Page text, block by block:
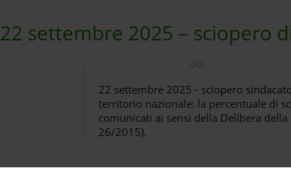
22 settembre 2025 – sciopero
22 settembre 2025 - sciopero
territorio nazionale: la percentuale di
comunicati ai sensi della Delibera
26/2015).